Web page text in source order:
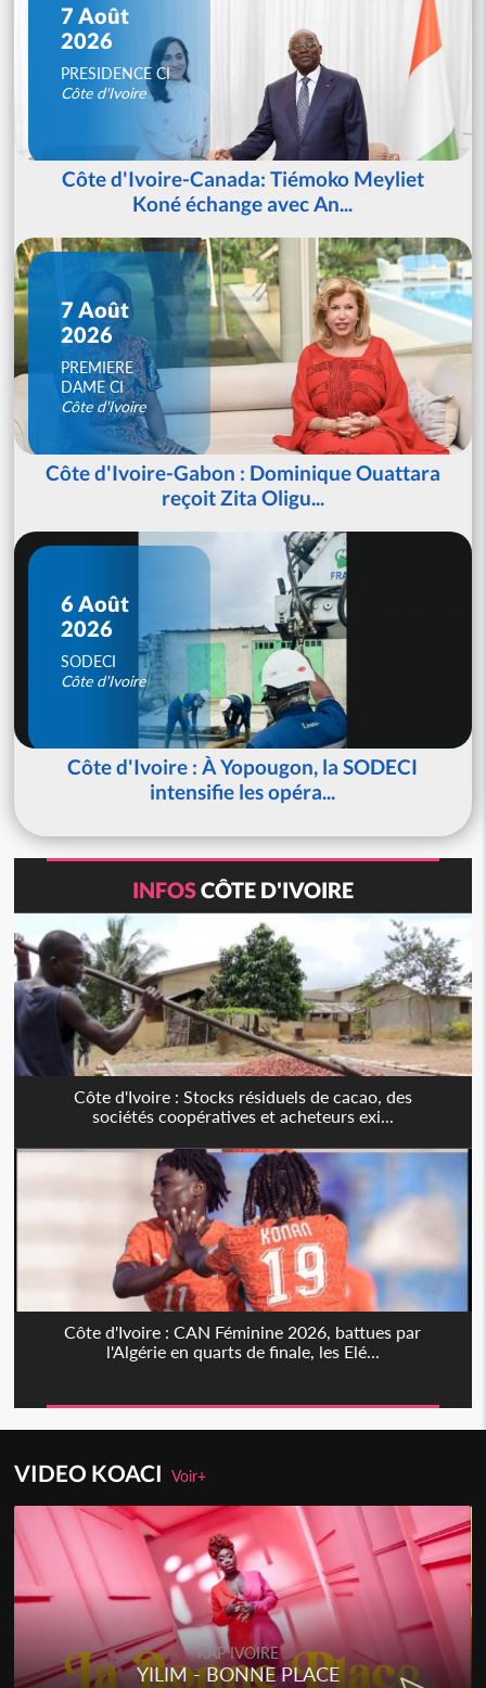
7 Août
2026
PRESIDENCE CI
Côte d'Ivoire
Côte d'Ivoire-Canada: Tiémoko Meyliet
Koné échange avec An...
7 Août
2026
PREMIERE
DAME CI
Côte d'Ivoire
Côte d'Ivoire-Gabon : Dominique Ouattara
reçoit Zita Oligu...
6 Août
2026
SODECI
Côte d'Ivoire
Côte d'Ivoire : À Yopougon, la SODECI
intensifie les opéra...
INFOSCÔTE D'IVOIRE
Côte d'Ivoire : Stocks résiduels de cacao, des
sociétés coopératives et acheteurs exi...
Côte d'Ivoire : CAN Féminine 2026, battues par
l'Algérie en quarts de finale, les Elé...
VIDEO KOACIVoir+
RAP IVOIRE
YILIM - BONNE PLACE